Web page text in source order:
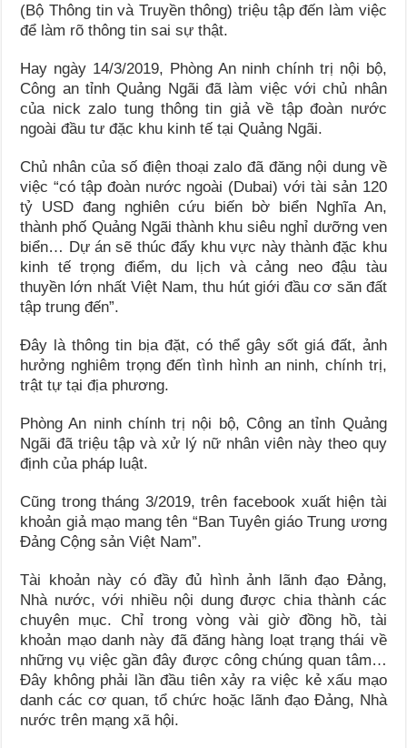
(Bộ Thông tin và Truyền thông) triệu tập đến làm việc
để làm rõ thông tin sai sự thật.
Hay ngày 14/3/2019, Phòng An ninh chính trị nội bộ,
Công an tỉnh Quảng Ngãi đã làm việc với chủ nhân
của nick zalo tung thông tin giả về tập đoàn nước
ngoài đầu tư đặc khu kinh tế tại Quảng Ngãi.
Chủ nhân của số điện thoại zalo đã đăng nội dung về
việc “có tập đoàn nước ngoài (Dubai) với tài sản 120
tỷ USD đang nghiên cứu biến bờ biển Nghĩa An,
thành phố Quảng Ngãi thành khu siêu nghỉ dưỡng ven
biển… Dự án sẽ thúc đẩy khu vực này thành đặc khu
kinh tế trọng điểm, du lịch và cảng neo đậu tàu
thuyền lớn nhất Việt Nam, thu hút giới đầu cơ săn đất
tập trung đến”.
Đây là thông tin bịa đặt, có thể gây sốt giá đất, ảnh
hưởng nghiêm trọng đến tình hình an ninh, chính trị,
trật tự tại địa phương.
Phòng An ninh chính trị nội bộ, Công an tỉnh Quảng
Ngãi đã triệu tập và xử lý nữ nhân viên này theo quy
định của pháp luật.
Cũng trong tháng 3/2019, trên facebook xuất hiện tài
khoản giả mạo mang tên “Ban Tuyên giáo Trung ương
Đảng Cộng sản Việt Nam”.
Tài khoản này có đầy đủ hình ảnh lãnh đạo Đảng,
Nhà nước, với nhiều nội dung được chia thành các
chuyên mục. Chỉ trong vòng vài giờ đồng hồ, tài
khoản mạo danh này đã đăng hàng loạt trạng thái về
những vụ việc gần đây được công chúng quan tâm…
Đây không phải lần đầu tiên xảy ra việc kẻ xấu mạo
danh các cơ quan, tổ chức hoặc lãnh đạo Đảng, Nhà
nước trên mạng xã hội.